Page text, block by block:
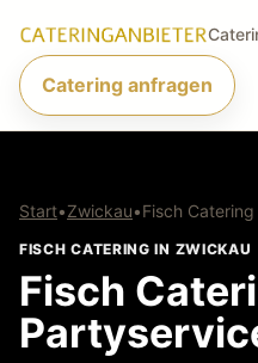
Catering anfragen
Start•Zwickau•Fisch Catering
FISCH CATERING IN ZWICKAU
Fisch